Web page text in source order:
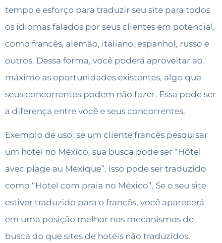
tempo e esforço para traduzir seu site para todos
os idiomas falados por seus clientes em potencial,
como francês, alemão, italiano, espanhol, russo e
outros. Dessa forma, você poderá aproveitar ao
máximo as oportunidades existentes, algo que
seus concorrentes podem não fazer. Essa pode ser
a diferença entre você e seus concorrentes.
Exemplo de uso: se um cliente francês pesquisar
um hotel no México, sua busca pode ser “Hôtel
avec plage au Mexique”. Isso pode ser traduzido
como “Hotel com praia no México”. Se o seu site
estiver traduzido para o francês, você aparecerá
em uma posição melhor nos mecanismos de
busca do que sites de hotéis não traduzidos.